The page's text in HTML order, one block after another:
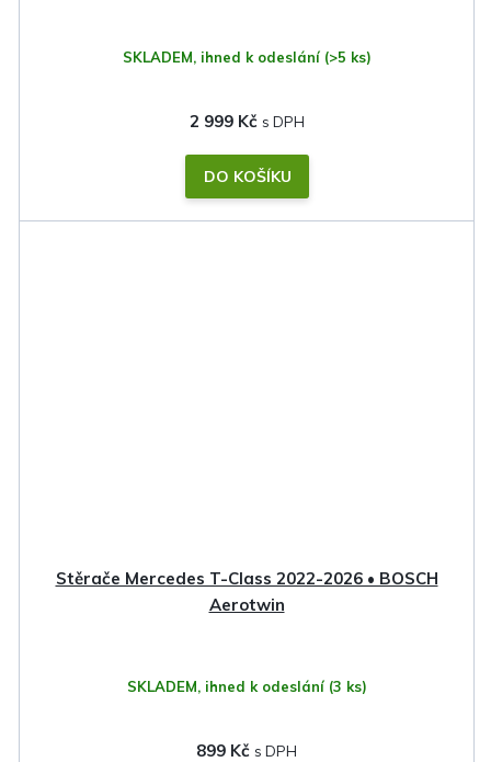
SKLADEM, ihned k odeslání (>5 ks)
2 999 Kč
DO KOŠÍKU
Stěrače Mercedes T-Class 2022-2026 • BOSCH
Aerotwin
SKLADEM, ihned k odeslání (3 ks)
899 Kč